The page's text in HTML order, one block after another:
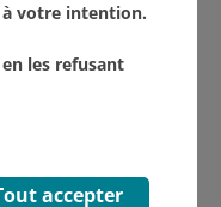
votre intention.
les refusant
accepter